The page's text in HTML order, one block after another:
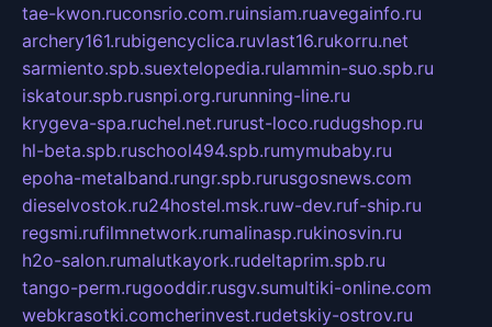
tae-kwon.ruconsrio.com.ruinsiam.ruavegainfo.ru
archery161.rubigencyclica.ruvlast16.rukorru.net
sarmiento.spb.suextelopedia.rulammin-suo.spb.ru
iskatour.spb.rusnpi.org.rurunning-line.ru
krygeva-spa.ruchel.net.rurust-loco.rudugshop.ru
hl-beta.spb.ruschool494.spb.rumymubaby.ru
epoha-metalband.rungr.spb.rurusgosnews.com
dieselvostok.ru24hostel.msk.ruw-dev.ruf-ship.ru
regsmi.rufilmnetwork.rumalinasp.rukinosvin.ru
h2o-salon.rumalutkayork.rudeltaprim.spb.ru
tango-perm.rugooddir.rusgv.sumultiki-online.com
webkrasotki.comcherinvest.rudetskiy-ostrov.ru